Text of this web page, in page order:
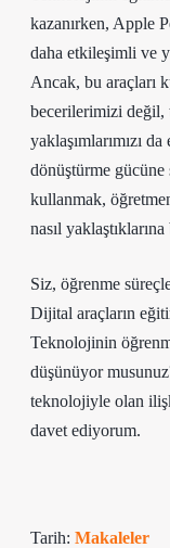
kazanırken, Apple
daha etkileşimli ve
Ancak, bu araçları
becerilerimizi değil,
yaklaşımlarımızı
dönüştürme
kullanmak,
nasıl yaklaştıklarına
Siz, öğrenme
Dijital araçların
Teknolojinin
düşünüyor
teknolojiyle olan
davet ediyorum.
Tarih: Makaleler